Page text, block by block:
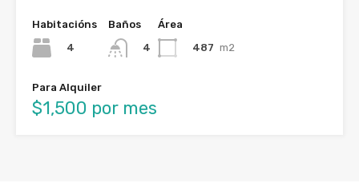
Habitacións
4
Baños
4
Área
487 m2
Para Alquiler
$1,500 por mes